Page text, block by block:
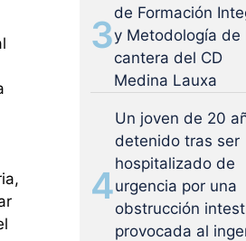
3
de Formación
y Metodología de
cantera del CD
Medina Lauxa
4
Un joven de 20
detenido tras ser
hospitalizado de
urgencia por una
obstrucción
provocada al